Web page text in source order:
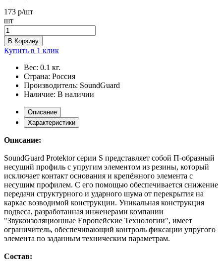
173 р/шт
шт
В Корзину
Купить в 1 клик
Вес: 0.1 кг.
Страна: Россия
Производитель: SoundGuard
Наличие: В наличии
Описание
Характеристики
Описание:
SoundGuard Protektor серии S представляет собой П-образный
несущий профиль с упругим элементом из резины, который
исключает контакт основания и крепёжного элемента с
несущим профилем. С его помощью обеспечивается снижение
передачи структурного и ударного шума от перекрытия на
каркас возводимой конструкции. Уникальная конструкция
подвеса, разработанная инженерами компании
"Звукоизоляционные Европейские Технологии", имеет
ограничитель, обеспечивающий контроль фиксации упругого
элемента по заданным техническим параметрам.
Состав: